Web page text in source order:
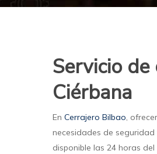
Servicio
Ciérbana
EnCerrajero Bilbao,
necesidades de
disponible las 24 horas